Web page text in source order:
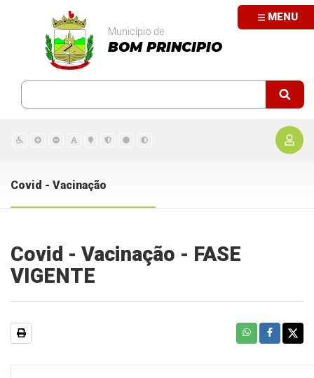
MENU
Município de
BOM PRINCIPIO
Covid - Vacinação
Covid - Vacinação - FASE
VIGENTE